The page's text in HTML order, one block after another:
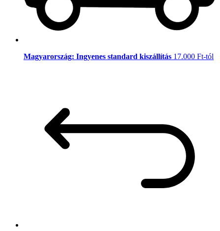
Magyarország: Ingyenes standard kiszállítás 17.000 Ft-tól